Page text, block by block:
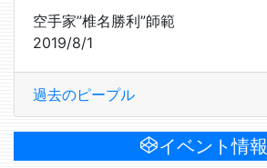
空手家”椎名勝利”師範
2019/8/1
過去のピープル
イベント情報